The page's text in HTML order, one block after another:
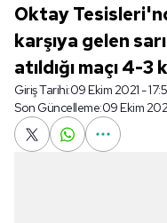
Oktay
karşıya gelen sarı
atıldığı maçı 4-3
Giriş Tarihi:09 Ekim 2021 -
Son Güncelleme:09 Ekim